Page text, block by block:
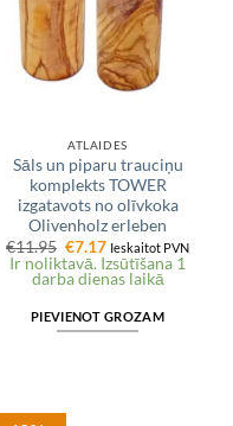
ATLAIDES
Sāls un piparu trauciņu
komplekts TOWER
izgatavots no olīvkoka
Olivenholz erleben
€11.95 Original
price
was:
€7.17Current
price
is:
Ieskaitot PVN
Ir noliktavā. Izsūtīšana 1
darba dienas laikā
PIEVIENOT GROZAM